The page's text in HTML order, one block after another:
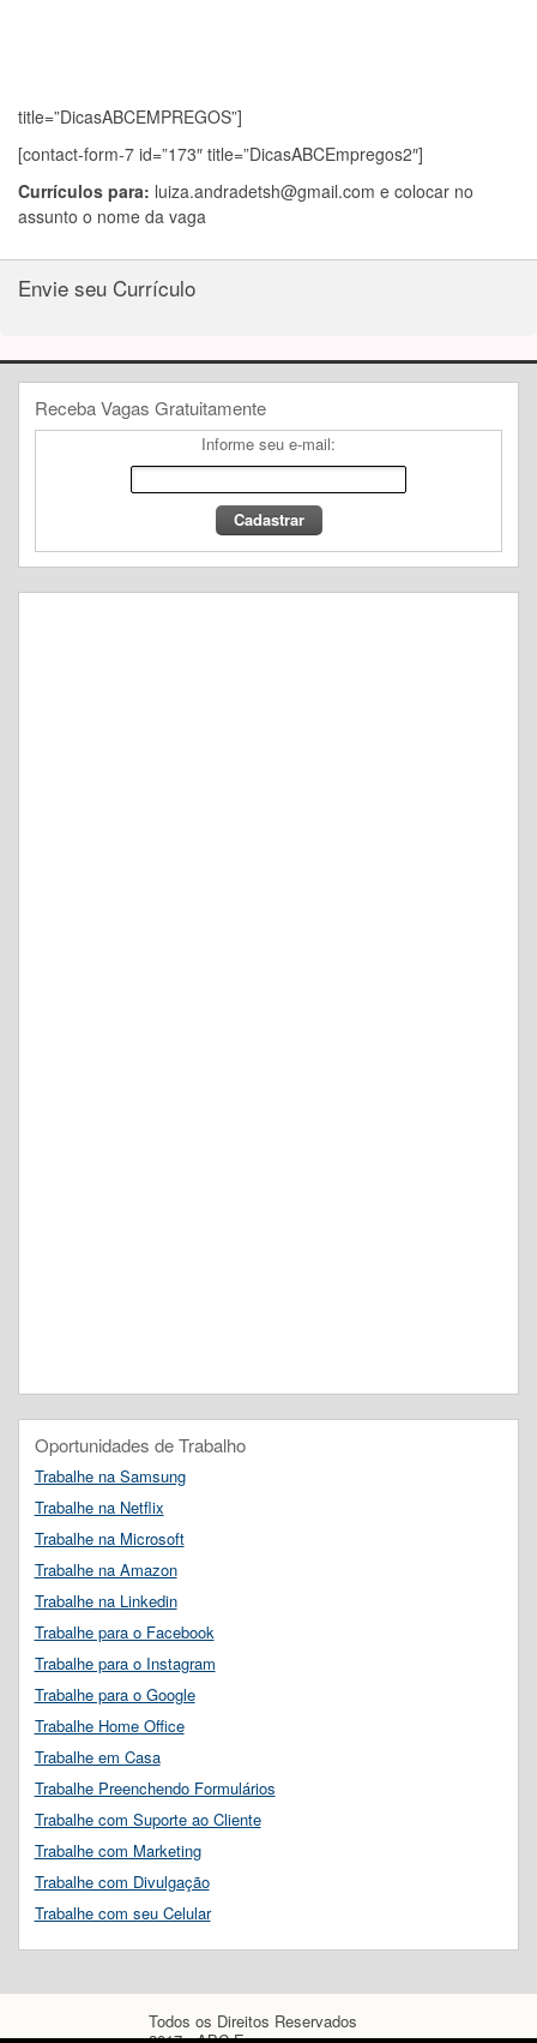
title=”DicasABCEMPREGOS”]
[contact-form-7 id=”173″ title=”DicasABCEmpregos2″]
Currículos para: luiza.andradetsh@gmail.com e colocar no
assunto o nome da vaga
Envie seu Currículo
Receba Vagas Gratuitamente
Informe seu e-mail:
Oportunidades de Trabalho
Trabalhe na Samsung
Trabalhe na Netflix
Trabalhe na Microsoft
Trabalhe na Amazon
Trabalhe na Linkedin
Trabalhe para o Facebook
Trabalhe para o Instagram
Trabalhe para o Google
Trabalhe Home Office
Trabalhe em Casa
Trabalhe Preenchendo Formulários
Trabalhe com Suporte ao Cliente
Trabalhe com Marketing
Trabalhe com Divulgação
Trabalhe com seu Celular
Todos os Direitos Reservados